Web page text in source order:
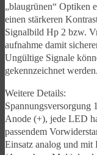
„blaugrünen“ Optiken
einen stärkeren
Signalbild Hp 2 bzw.
aufnahme damit
Ungültige Signale
gekennzeichnet werden.
Weitere Details:
Spannungsversorgung
Anode (+), jede LED
passendem
Einsatz analog und